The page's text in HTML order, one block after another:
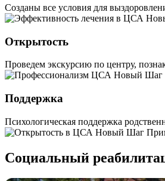
Созданы все условия для
Открытость
Проведем экскурсию по центру,
Поддержка
Психологическая поддержка
Социальный